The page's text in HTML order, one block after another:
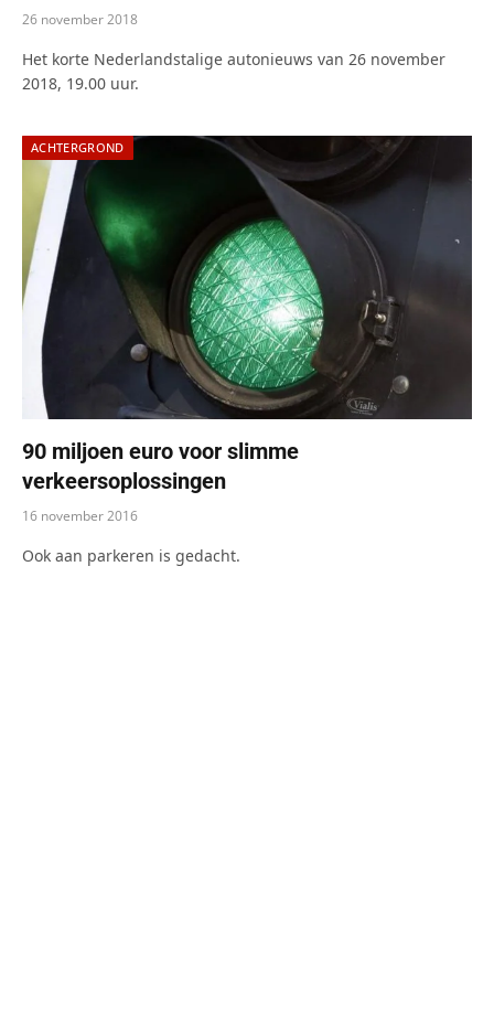
26 november 2018
Het korte Nederlandstalige autonieuws van 26 november
2018, 19.00 uur.
ACHTERGROND
90 miljoen euro voor slimme
verkeersoplossingen
16 november 2016
Ook aan parkeren is gedacht.